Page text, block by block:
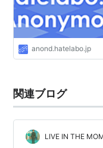
anond.hatelabo.jp
関連ブログ
LIVE IN THE